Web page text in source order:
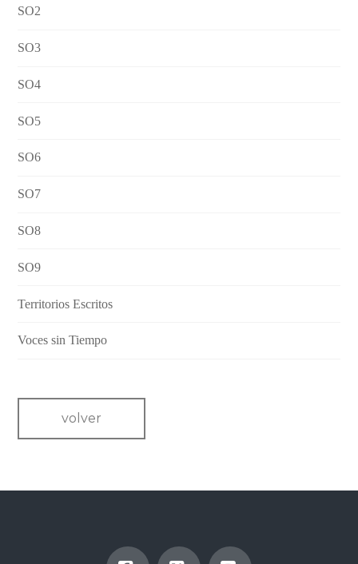
SO2
SO3
SO4
SO5
SO6
SO7
SO8
SO9
Territorios Escritos
Voces sin Tiempo
volver